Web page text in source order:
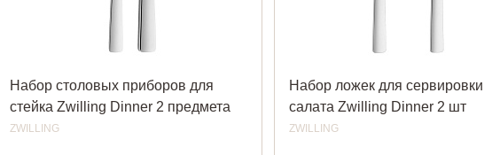
Набор столовых приборов для
стейка Zwilling Dinner 2 предмета
ZWILLING
Набор ложек для сервировки
салата Zwilling Dinner 2 шт
ZWILLING